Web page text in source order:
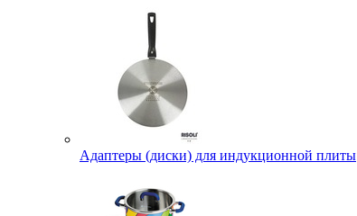
Адаптеры (диски) для индукционной плиты